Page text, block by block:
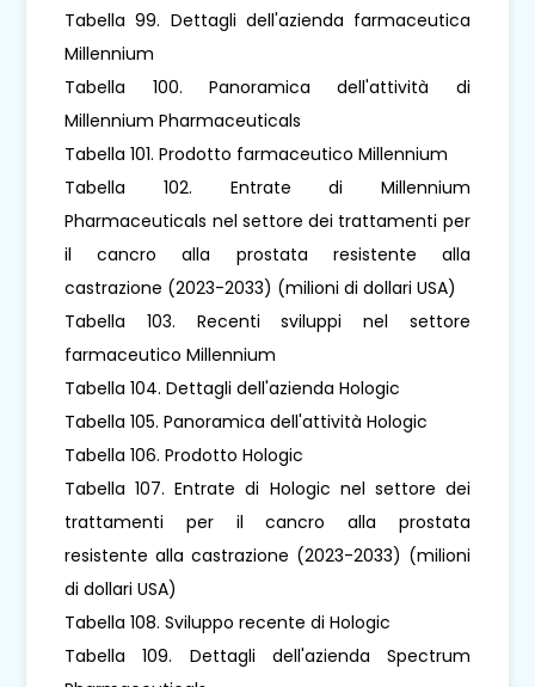
Tabella 99. Dettagli dell'azienda farmaceutica
Millennium
Tabella 100. Panoramica dell'attività di
Millennium Pharmaceuticals
Tabella 101. Prodotto farmaceutico Millennium
Tabella 102. Entrate di Millennium
Pharmaceuticals nel settore dei trattamenti per
il cancro alla prostata resistente alla
castrazione (2023-2033) (milioni di dollari USA)
Tabella 103. Recenti sviluppi nel settore
farmaceutico Millennium
Tabella 104. Dettagli dell'azienda Hologic
Tabella 105. Panoramica dell'attività Hologic
Tabella 106. Prodotto Hologic
Tabella 107. Entrate di Hologic nel settore dei
trattamenti per il cancro alla prostata
resistente alla castrazione (2023-2033) (milioni
di dollari USA)
Tabella 108. Sviluppo recente di Hologic
Tabella 109. Dettagli dell'azienda Spectrum